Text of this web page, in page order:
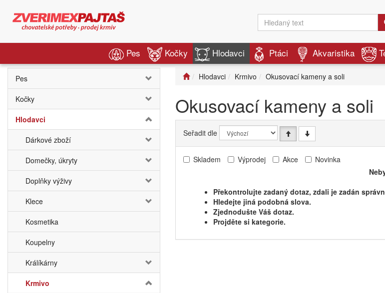
Pes Kočky Hlodavci Ptáci Akvaristika
Pes
Kočky
Hlodavci
Dárkové zboží
Domečky, úkryty
Doplňky výživy
Klece
Kosmetika
Koupelny
Králíkárny
Krmivo
Hlodavci Krmivo Okusovací kameny a soli
Okusovací kameny a soli
Seřadit dle
Skladem Výprodej Akce
Novinka
Překontrolujte zadaný dotaz, zdali je zadán
Hledejte jiná podobná slova.
Zjednodušte Váš dotaz.
Projděte si kategorie.